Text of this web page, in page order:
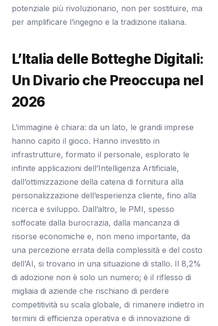
potenziale più rivoluzionario, non per sostituire, ma
per amplificare l’ingegno e la tradizione italiana.
L’Italia delle Botteghe Digitali:
Un Divario che Preoccupa nel
2026
L’immagine è chiara: da un lato, le grandi imprese
hanno capito il gioco. Hanno investito in
infrastrutture, formato il personale, esplorato le
infinite applicazioni dell’Intelligenza Artificiale,
dall’ottimizzazione della catena di fornitura alla
personalizzazione dell’esperienza cliente, fino alla
ricerca e sviluppo. Dall’altro, le PMI, spesso
soffocate dalla burocrazia, dalla mancanza di
risorse economiche e, non meno importante, da
una percezione errata della complessità e del costo
dell’AI, si trovano in una situazione di stallo. Il 8,2%
di adozione non è solo un numero; è il riflesso di
migliaia di aziende che rischiano di perdere
competitività su scala globale, di rimanere indietro in
termini di efficienza operativa e di innovazione di